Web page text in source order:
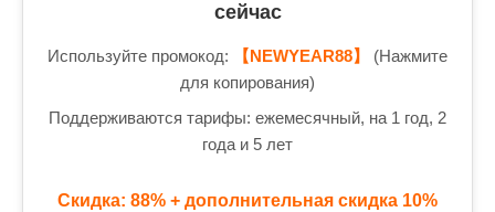
сейчас
Используйте промокод: 【NEWYEAR88】
(Нажмите
для копирования)
Поддерживаются тарифы: ежемесячный, на 1 год, 2
года и 5 лет
Скидка: 88% + дополнительная скидка 10%